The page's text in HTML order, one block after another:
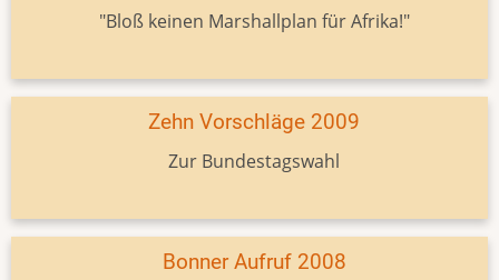
"Bloß keinen Marshallplan für Afrika!"
Zehn Vorschläge 2009
Zur Bundestagswahl
Bonner Aufruf 2008